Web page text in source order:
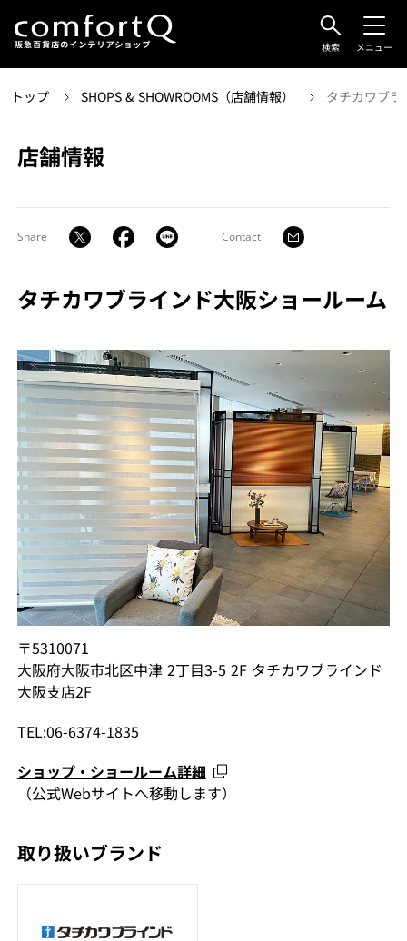
検索 メニュー
トップ SHOPS & SHOWROOMS（店舗情報） タチカワブ
店舗情報
Share Contact
タチカワブラインド⼤阪ショールーム
〒5310071
大阪府大阪市北区中津 2丁目3-5 2F タチカワブラインド
大阪支店2F
TEL:06-6374-1835
ショップ・ショールーム詳細
（公式Webサイトへ移動します）
取り扱いブランド